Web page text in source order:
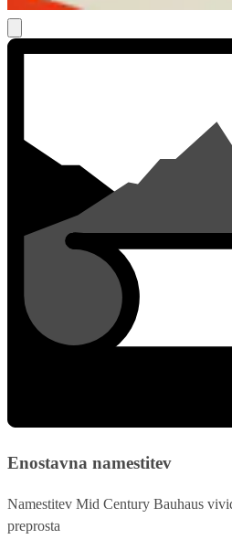
Enostavna namestitev
Namestitev Mid Century Bauhaus
preprosta